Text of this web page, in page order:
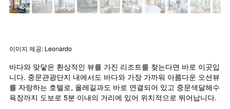
이미지 제공: Leonardo
바다와 맞닿은 환상적인 뷰를 가진 리조트를 찾는다면 바로 이곳입
니다. 중문관광단지 내에서도 바다와 가장 가까워 아름다운 오션뷰
를 자랑하는 호텔로, 올레길과도 바로 연결되어 있고 중문색달해수
욕장까지 도보로 5분 이내의 거리에 있어 위치적으로 뛰어납니다.